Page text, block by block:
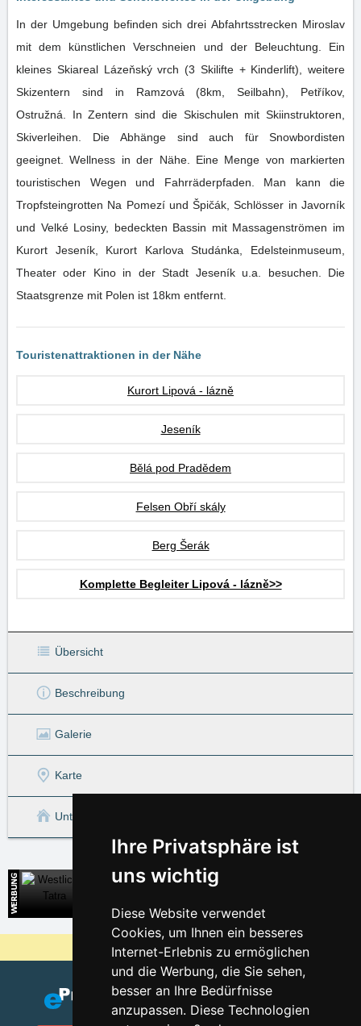
Ihre Privatsphäre ist
uns wichtig
Diese Website verwendet
Cookies, um Ihnen ein besseres
Internet-Erlebnis zu ermöglichen
und die Werbung, die Sie sehen,
besser an Ihre Bedürfnisse
anzupassen. Diese Technologien
In der Umgebung befinden sich drei Abfahrtsstrecken Miroslav
mit dem künstlichen Verschneien und der Beleuchtung. Ein
kleines Skiareal Lázeňský vrch (3 Skilifte + Kinderlift), weitere
Skizentern sind in Ramzová (8km, Seilbahn), Petříkov,
Ostružná. In Zentern sind die Skischulen mit Skiinstruktoren,
Skiverleihen. Die Abhänge sind auch für Snowbordisten
geeignet. Wellness in der Nähe. Eine Menge von markierten
touristischen Wegen und Fahrräderpfaden. Man kann die
Tropfsteingrotten Na Pomezí und Špičák, Schlösser in Javorník
und Velké Losiny, bedeckten Bassin mit Massagenströmen im
Kurort Jeseník, Kurort Karlova Studánka, Edelsteinmuseum,
Theater oder Kino in der Stadt Jeseník u.a. besuchen. Die
Staatsgrenze mit Polen ist 18km entfernt.
Touristenattraktionen in der Nähe
Kurort Lipová - lázně
Jeseník
Bělá pod Pradědem
Felsen Obří skály
Berg Šerák
Komplette Begleiter Lipová - lázně>>
Übersicht
Beschreibung
Galerie
Karte
Unterkunft in der Umgebung
Westliche Tatra
Warum sind unsere Server am billigsten?